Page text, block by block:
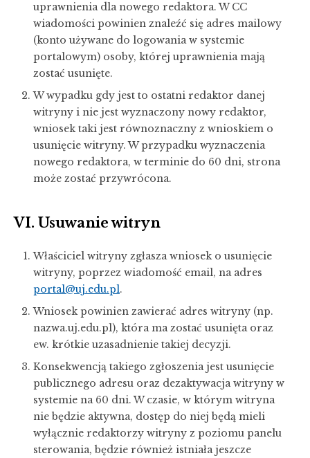
uprawnienia dla nowego redaktora. W CC
wiadomości powinien znaleźć się adres mailowy
(konto używane do logowania w systemie
portalowym) osoby, której uprawnienia mają
zostać usunięte.
W wypadku gdy jest to ostatni redaktor danej
witryny i nie jest wyznaczony nowy redaktor,
wniosek taki jest równoznaczny z wnioskiem o
usunięcie witryny. W przypadku wyznaczenia
nowego redaktora, w terminie do 60 dni, strona
może zostać przywrócona.
VI. Usuwanie witryn
Właściciel witryny zgłasza wniosek o usunięcie
witryny, poprzez wiadomość email, na adres
portal@uj.edu.pl.
Wniosek powinien zawierać adres witryny (np.
nazwa.uj.edu.pl), która ma zostać usunięta oraz
ew. krótkie uzasadnienie takiej decyzji.
Konsekwencją takiego zgłoszenia jest usunięcie
publicznego adresu oraz dezaktywacja witryny w
systemie na 60 dni. W czasie, w którym witryna
nie będzie aktywna, dostęp do niej będą mieli
wyłącznie redaktorzy witryny z poziomu panelu
sterowania, będzie również istniała jeszcze